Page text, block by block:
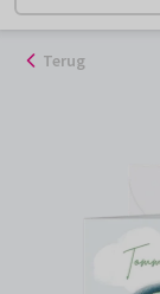
Terug